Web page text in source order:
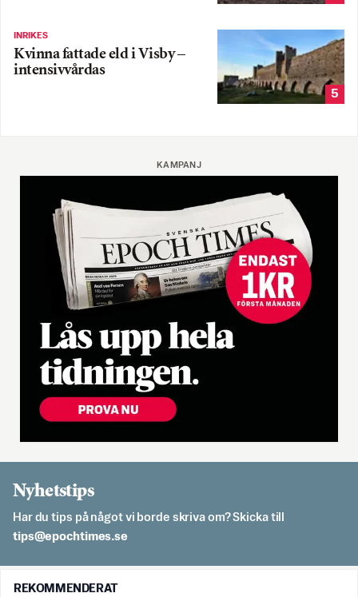
INRIKES
Kvinna fattade eld i Visby –
intensivvårdas
5
KAMPANJ
Nyhetstips
Har du tips på något vi borde skriva om? Skicka till
es.semithcope@spit
REKOMMENDERAT